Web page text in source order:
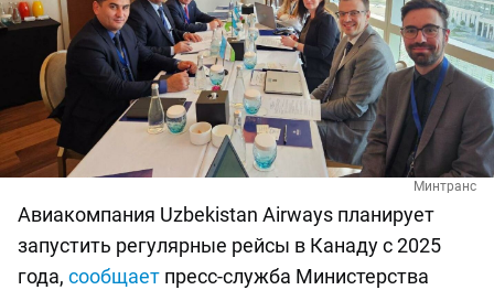
Минтранс
Авиакомпания Uzbekistan Airways планирует
запустить регулярные рейсы в Канаду с 2025
года, сообщает пресс-служба Министерства